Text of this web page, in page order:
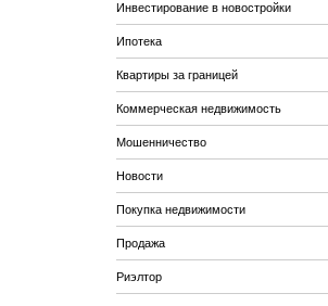
Инвестирование в новостройки
Ипотека
Квартиры за границей
Коммерческая недвижимость
Мошенничество
Новости
Покупка недвижимости
Продажа
Риэлтор